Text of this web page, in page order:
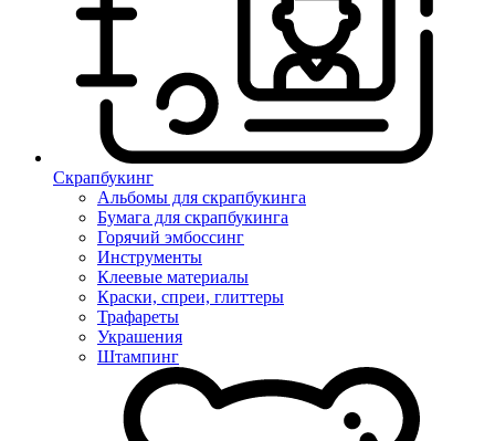
Скрапбукинг
Альбомы для скрапбукинга
Бумага для скрапбукинга
Горячий эмбоссинг
Инструменты
Клеевые материалы
Краски, спреи, глиттеры
Трафареты
Украшения
Штампинг